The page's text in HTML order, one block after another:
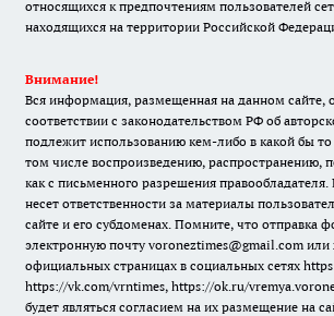
относящихся к предпочтениям пользователей
находящихся на территории Российской
Внимание!
Вся информация, размещенная на данном сайте,
соответствии с законодательством РФ об
подлежит использованию кем-либо в какой бы
том числе воспроизведению, распространению,
как с письменного разрешения правообладателя.
несет ответственности за материалы
сайте и его субдоменах. Помните, что отправка
электронную почту voroneztimes@gmail.com
официальных страницах в социальных сетях
https://vk.com/vrntimes, https://ok.ru/
будет являться согласием на их размещение на